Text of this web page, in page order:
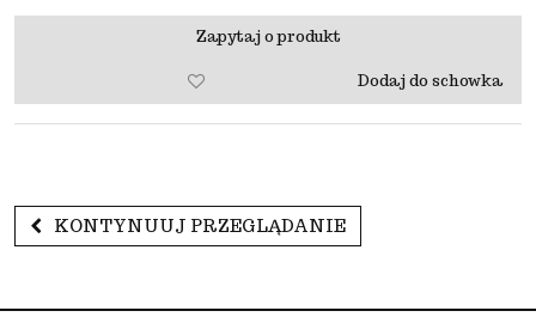
Zapytaj o produkt
Dodaj do schowka
KONTYNUUJ PRZEGLĄDANIE